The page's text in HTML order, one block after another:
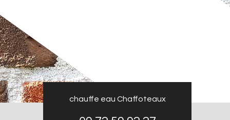
chauffe eau Chaffoteaux